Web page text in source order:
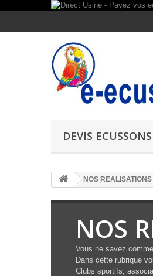
DEVIS ECUSSONS
NOS
NOS
Vous ne savez
Dans cette rubrique
Clubs sportifs,